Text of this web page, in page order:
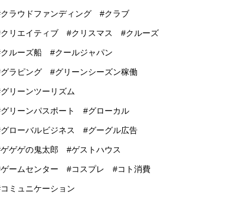
クラウドファンディング クラブ
クリエイティブ クリスマス クルーズ
クルーズ船 クールジャパン
グラピング グリーンシーズン稼働
グリーンツーリズム
グリーンパスポート グローカル
グローバルビジネス グーグル広告
ゲゲゲの鬼太郎 ゲストハウス
ゲームセンター コスプレ コト消費
コミュニケーション